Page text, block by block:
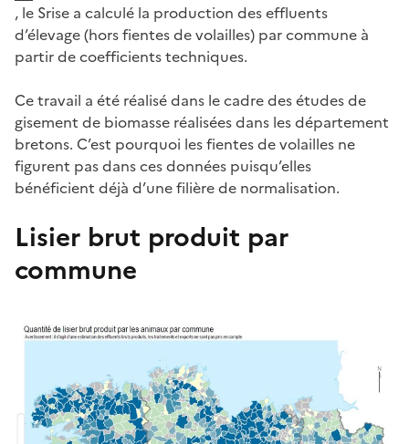
, le Srise a calculé la production des effluents
d’élevage (hors fientes de volailles) par commune à
partir de coefficients techniques.
Ce travail a été réalisé dans le cadre des études de
gisement de biomasse réalisées dans les département
bretons. C’est pourquoi les fientes de volailles ne
figurent pas dans ces données puisqu’elles
bénéficient déjà d’une filière de normalisation.
Lisier brut produit par
commune